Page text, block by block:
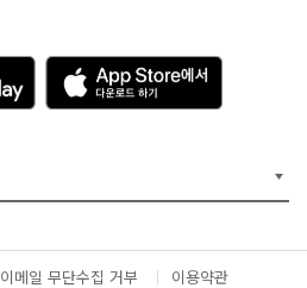
A
p
p
e
서
다
이메일 무단수집 거부 이용약관